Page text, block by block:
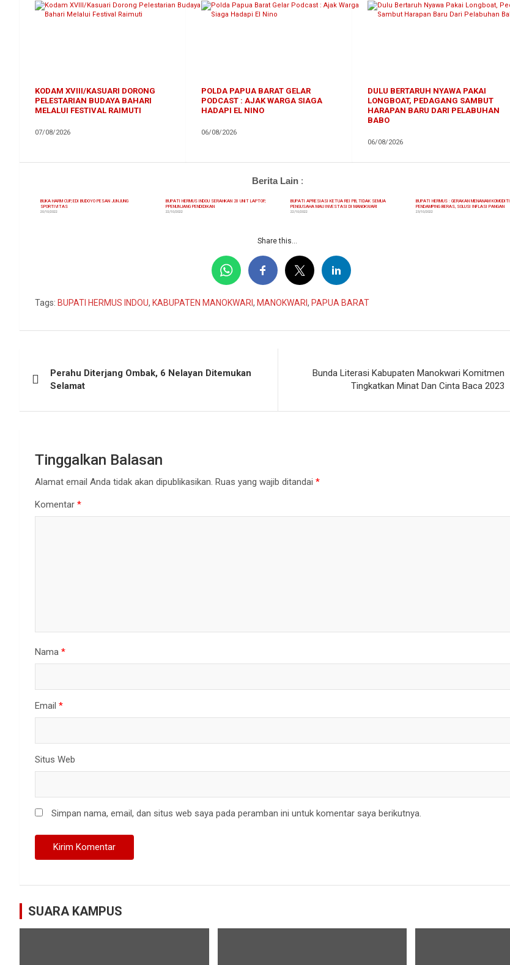
KODAM XVIII/KASUARI DORONG
PELESTARIAN BUDAYA BAHARI
MELALUI FESTIVAL RAIMUTI
07/08/2026
POLDA PAPUA BARAT GELAR
PODCAST : AJAK WARGA SIAGA
HADAPI EL NINO
06/08/2026
DULU BERTARUH NYAWA PAKAI
LONGBOAT, PEDAGANG SAMBUT
HARAPAN BARU DARI PELABUHAN
BABO
06/08/2026
Berita Lain:
BUKA HARM CUP, EDI BUDOYO PESAN JUNJUNG
SPORTIVITAS
20/10/2022
BUPATI HERMUS INDOU SERAHKAN 20 UNIT LAPTOP,
PPENUNJANG PENDIDIKAN
22/10/2022
BUPATI APRESIASI KETUA REI PB, TIDAK SEMUA
PENGUSAHA MAU INVESTASI DI MANOKWARI
22/10/2022
BUPATI HERMUS : GERAKAN MENANAM KOMODITI
PENDAMPING BERAS, SOLUSI INFLASI PANGAN
23/10/2022
Share this...
Tags: BUPATI HERMUS INDOU, KABUPATEN MANOKWARI , MANOKWARI , PAPUA BARAT
pos
Perahu Diterjang Ombak, 6 Nelayan Ditemukan
Selamat
Bunda Literasi Kabupaten Manokwari Komitmen
Tingkatkan Minat Dan Cinta Baca 2023
Tinggalkan Balasan
Alamat email Anda tidak akan dipublikasikan. Ruas yang wajib ditandai *
Komentar *
Nama *
Email *
Situs Web
Simpan nama, email, dan situs web saya pada peramban ini untuk komentar saya berikutnya.
SUARA KAMPUS